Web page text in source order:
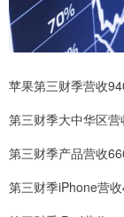
苹果第三财季营收
第三财季大中华区营
第三财季产品营收
第三财季iPhone营